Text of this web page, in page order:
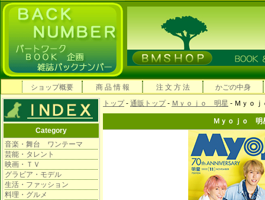
ショップ概要 商 品 情 報 注 文 方 法 かごの中身
Category
音楽・舞台 ワンテーマ
芸能・タレント
映画・ＴＶ
グラビア・モデル
生活・ファッション
料理・グルメ
トップ- 通販トップ- Ｍｙｏｊｏ 明星 - Ｍｙｏ
Ｍｙｏｊｏ 明